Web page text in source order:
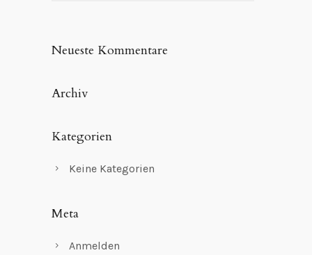
Neueste Kommentare
Archiv
Kategorien
Keine Kategorien
Meta
Anmelden